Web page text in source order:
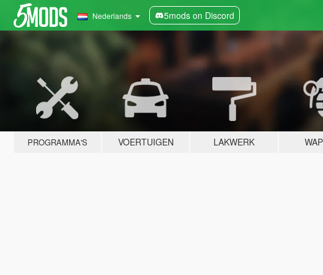
Nederlands 5mods on Discord
PROGRAMMA'S VOERTUIGEN LAKWERK